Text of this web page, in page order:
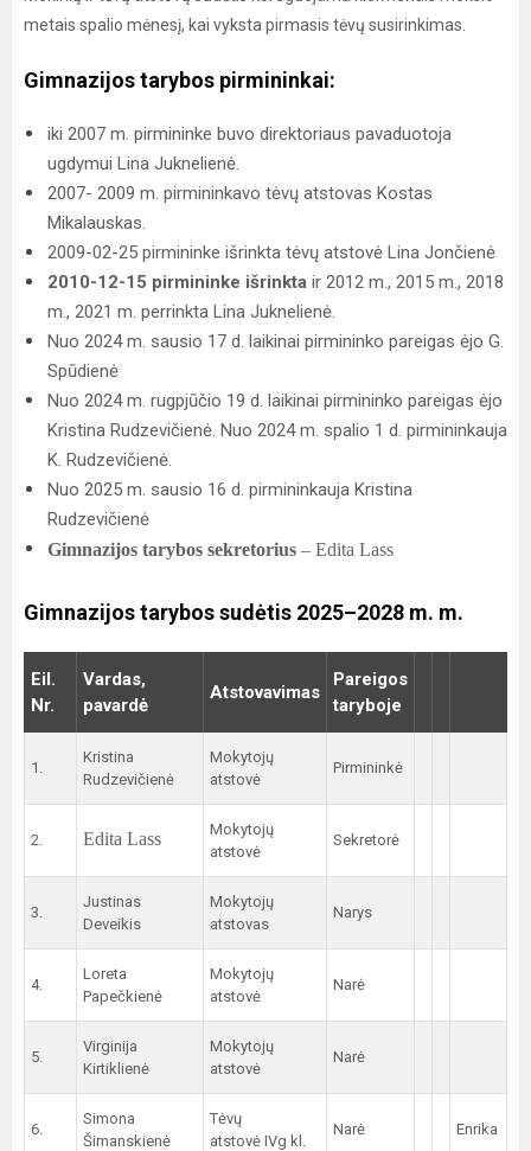
metais spalio mėnesį, kai vyksta pirmasis tėvų susirinkimas.
Gimnazijos tarybos pirmininkai:
iki 2007 m. pirmininke buvo direktoriaus pavaduotoja
ugdymui Lina Juknelienė.
2007- 2009 m. pirmininkavo tėvų atstovas Kostas
Mikalauskas.
2009-02-25 pirmininke išrinkta tėvų atstovė Lina Jončienė
2010-12-15 pirmininke išrinkta ir 2012 m., 2015 m., 2018
m., 2021 m. perrinkta Lina Juknelienė.
Nuo 2024 m. sausio 17 d. laikinai pirmininko pareigas ėjo G.
Spūdienė
Nuo 2024 m. rugpjūčio 19 d. laikinai pirmininko pareigas ėjo
Kristina Rudzevičienė. Nuo 2024 m. spalio 1 d. pirmininkauja
K. Rudzevičienė.
Nuo 2025 m. sausio 16 d. pirmininkauja Kristina
Rudzevičienė
Gimnazijos tarybos sekretorius – Edita Lass
Gimnazijos tarybos sudėtis 2025–2028 m. m.
Eil.
Nr.
Vardas,
pavardė
Atstovavimas
Pareigos
taryboje
1.
Kristina
Rudzevičienė
Mokytojų
atstovė
Pirmininkė
2. Edita Lass
Mokytojų
atstovė
Sekretorė
3.
Justinas
Deveikis
Mokytojų
atstovas
Narys
4.
Loreta
Papečkienė
Mokytojų
atstovė
Narė
5.
Virginija
Kirtiklienė
Mokytojų
atstovė
Narė
6.
Simona
Šimanskienė
Tėvų
atstovė IVg kl.
Narė Enrika